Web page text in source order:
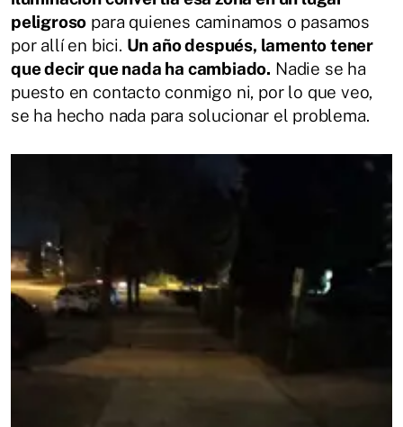
peligroso para quienes caminamos o pasamos
por allí en bici. Un año después, lamento tener
que decir que nada ha cambiado. Nadie se ha
puesto en contacto conmigo ni, por lo que veo,
se ha hecho nada para solucionar el problema.